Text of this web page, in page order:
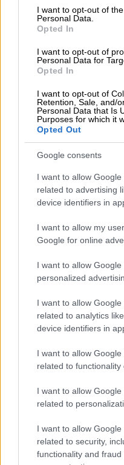
consent section.
I want to opt-out of
Personal Data.
Opted In
I want to opt-out of
Personal Data for
Opted In
I want to opt-out of
Retention, Sale, and/
Personal Data that Is
Purposes for which it
Opted Out
Google consents
I want to allow
related to advertising
device identifiers in
I want to allow my
Google for online
I want to allow
personalized
I want to allow
related to analytics
device identifiers in
I want to allow
related to functionality
I want to allow
related to
I want to allow
related to security,
functionality and
κλιματικής αλλαγής
απειλή για τους
προβλήματα»,
Πανεπιστημίου της
πρόεδρος της
Υγείας της
Εταιρείας, Ζοράνα
μία από τους
Τα υφιστάμενα όρια
για την ποιότητα
υψηλότερα από
κατευθυντήριες
του αέρα: 25
μέτρο για τα
λεπτά σωματίδια
μικρογραμμάρια
διοξείδιο του
οι
τα 5 μικρογραμμάρια
μέτρο για το
η ΕΕ αναθεωρεί επί
Οδηγία για την
αέρα.
Οι συγγραφείς
Ευρωπαϊκής